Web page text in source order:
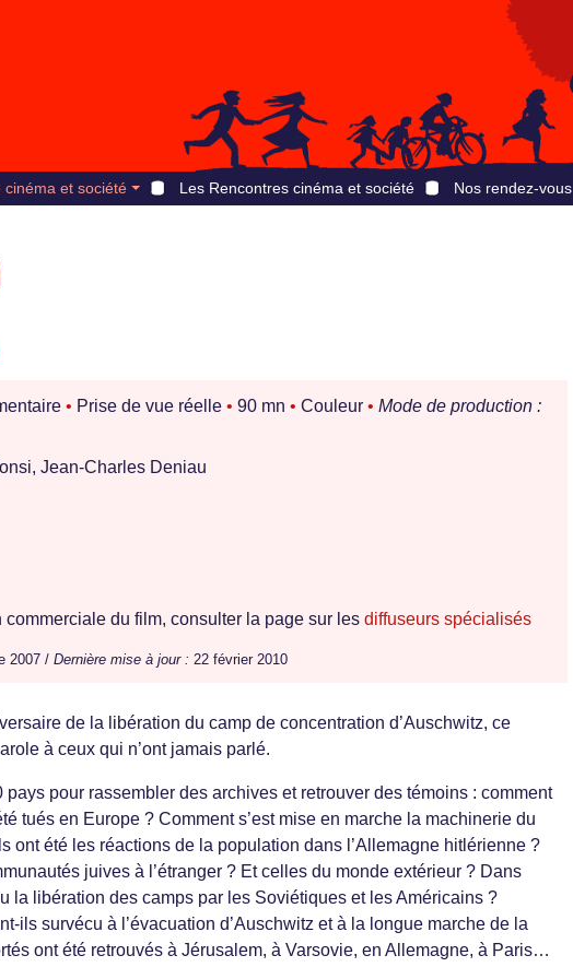
cinéma et société Les Rencontres cinéma et société Nos rendez-vous
• Prise de vue réelle • 90 mn • Couleur • Mode de production :
Jean-Charles Deniau
commerciale du film, consulter la page sur les diffuseurs spécialisés
2007 / Dernière mise à jour : 22 février 2010
de la libération du camp de concentration d’Auschwitz, ce
à ceux qui n’ont jamais parlé.
pays pour rassembler des archives et retrouver des témoins : comment
tués en Europe ? Comment s’est mise en marche la machinerie du
ont été les réactions de la population dans l’Allemagne hitlérienne ?
juives à l’étranger ? Et celles du monde extérieur ? Dans
la libération des camps par les Soviétiques et les Américains ?
ils survécu à l’évacuation d’Auschwitz et à la longue marche de la
ont été retrouvés à Jérusalem, à Varsovie, en Allemagne, à Paris…